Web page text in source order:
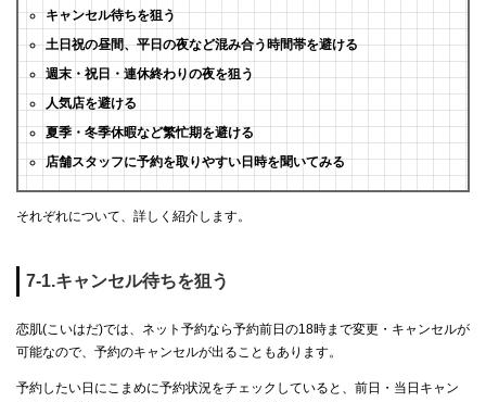
キャンセル待ちを狙う
土日祝の昼間、平日の夜など混み合う時間帯を避ける
週末・祝日・連休終わりの夜を狙う
人気店を避ける
夏季・冬季休暇など繁忙期を避ける
店舗スタッフに予約を取りやすい日時を聞いてみる
それぞれについて、詳しく紹介します。
7-1.キャンセル待ちを狙う
恋肌(こいはだ)では、ネット予約なら予約前日の18時まで変更・キャンセルが
可能なので、予約のキャンセルが出ることもあります。
予約したい日にこまめに予約状況をチェックしていると、前日・当日キャン